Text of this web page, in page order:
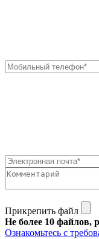
Прикрепить файл
Не более 10 файлов,
Ознакомьтесь с